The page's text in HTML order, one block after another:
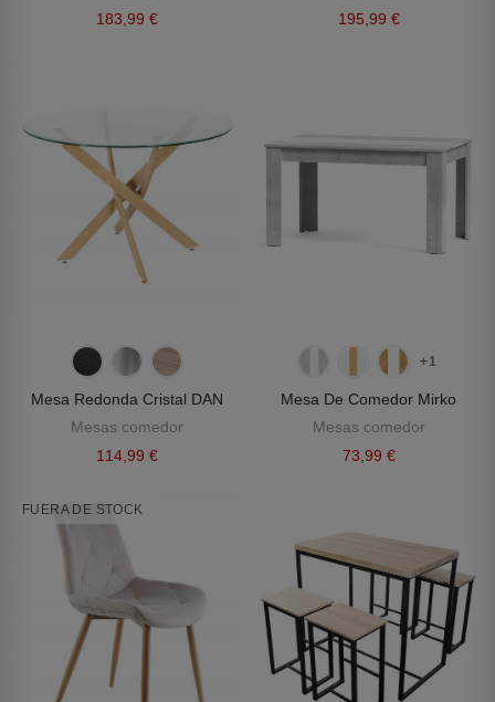
183,99 €
195,99 €
Mesa Redonda Cristal DAN
Mesas comedor
114,99 €
+1
Mesa De Comedor Mirko
Mesas comedor
73,99 €
FUERA DE STOCK